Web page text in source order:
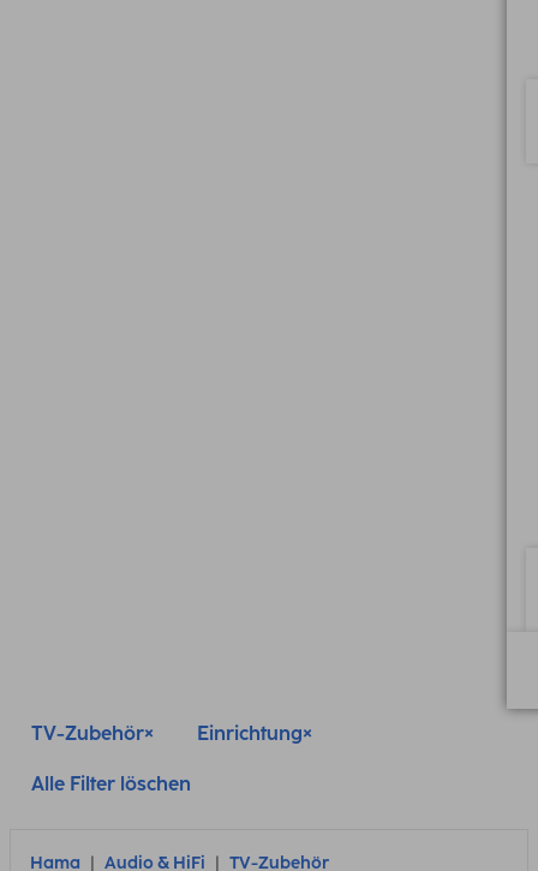
TV-Zubehör Einrichtung
Alle Filter löschen
Hama Audio & HiFi TV-Zubehör